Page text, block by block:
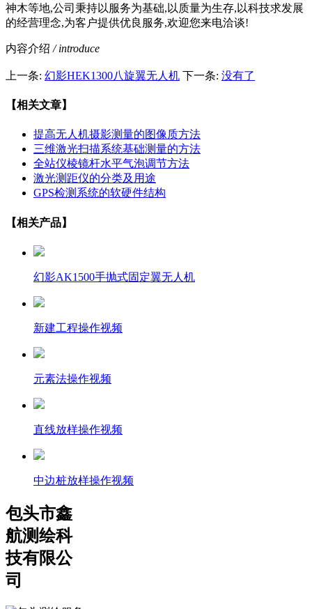
神木等地,公司秉持以服务为基础,以质量为生存,以科技求发展
的经营理念,为客户提供优良服务,欢迎您来电洽谈!
内容介绍 / introduce
上一条: 幻影HEK1300八旋翼无人机 下一条: 没有了
【相关文章】
提高无人机摄影测量的图像质方法
三维激光扫描系统基础测量的方法
全站仪棱镜杆水平气泡调节方法
激光测距仪的分类及用途
GPS检测系统的软硬件结构
【相关产品】
幻影AK1500手抛式固定翼无人机
新建工程操作视频
元素法操作视频
直线放样操作视频
中边桩放样操作视频
包头市鑫
航测绘科
技有限公
司